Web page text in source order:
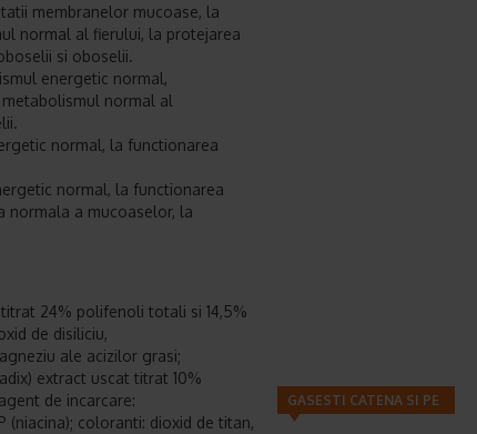
membranelor mucoase, la
normal al fierului, la protejarea
si oboselii.
energetic normal,
normal al
normal, la functionarea
normal, la functionarea
normala a mucoaselor, la
24% polifenoli totali si 14,5%
de disiliciu,
ale acizilor grasi;
extract uscat titrat 10%
de incarcare:
(niacina); coloranti: dioxid de titan,
GASESTI CATENA SI PE